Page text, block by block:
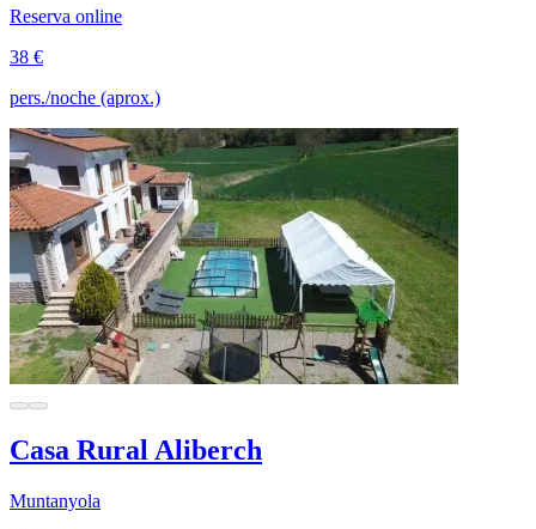
Reserva online
38 €
pers./noche (aprox.)
Casa Rural Aliberch
Muntanyola